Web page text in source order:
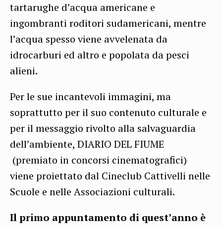
tartarughe d’acqua americane e
ingombranti roditori sudamericani, mentre
l’acqua spesso viene avvelenata da
idrocarburi ed altro e popolata da pesci
alieni.
Per le sue incantevoli immagini, ma
soprattutto per il suo contenuto culturale e
per il messaggio rivolto alla salvaguardia
dell’ambiente, DIARIO DEL FIUME
(premiato in concorsi cinematografici)
viene proiettato dal Cineclub Cattivelli nelle
Scuole e nelle Associazioni culturali.
Il primo appuntamento di quest’anno è